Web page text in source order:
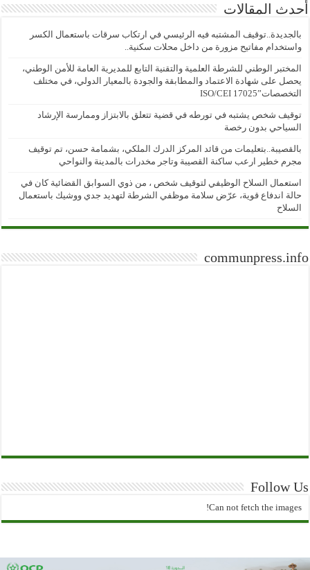
أحدث المقالات
بالجديدة..توقيف المشتبه فيه الرئيسي في ارتكاب سرقات باستعمال الكسر
واستخدام مفاتيح مزورة من داخل محلات سكنية..
المختبر الوطني للشرطة العلمية والتقنية التابع للمديرية العامة للأمن الوطني،
يحصل على شهادة الاعتماد والمطابقة والجودة بالمعيار الدولي، في مختلف
التخصصات”ISO/CEI 17025
توقيف شخص يشتبه في تورطه في قضية تتعلق بالابتزاز وممارسة الإرشاد
السياحي بدون رخصة
بالقصيبة..بتعليمات من قائد المركز الدرك الملكي، بشمامة حسن، تم توقيف
مجرم خطير ارعب ساكنة القصيبة وتاجر مخدرات بالمدينة والنواحي
استعمال السلاح الوظيفي لتوقيف شخص ، من ذوي السوابق القضائية كان في
حالة اندفاع قوية، عرّض سلامة موظفي الشرطة لتهديد جدي ووشيك باستعمال
السلاح
communpress.info
Follow Us
Can not fetch the images!